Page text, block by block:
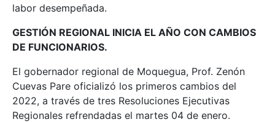
labor desempeñada.
GESTIÓN REGIONAL INICIA EL AÑO CON CAMBIOS
DE FUNCIONARIOS.
El gobernador regional de Moquegua, Prof. Zenón
Cuevas Pare oficializó los primeros cambios del
2022, a través de tres Resoluciones Ejecutivas
Regionales refrendadas el martes 04 de enero.